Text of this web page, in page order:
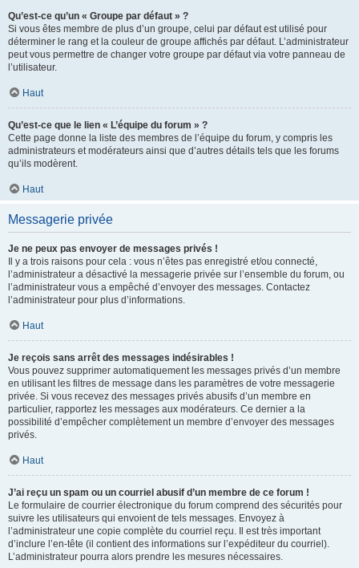
Qu’est-ce qu’un « Groupe par défaut » ?
Si vous êtes membre de plus d’un groupe, celui par défaut est utilisé pour
déterminer le rang et la couleur de groupe affichés par défaut. L’administrateur
peut vous permettre de changer votre groupe par défaut via votre panneau de
l’utilisateur.
Haut
Qu’est-ce que le lien « L’équipe du forum » ?
Cette page donne la liste des membres de l’équipe du forum, y compris les
administrateurs et modérateurs ainsi que d’autres détails tels que les forums
qu’ils modèrent.
Haut
Messagerie privée
Je ne peux pas envoyer de messages privés !
Il y a trois raisons pour cela : vous n’êtes pas enregistré et/ou connecté,
l’administrateur a désactivé la messagerie privée sur l’ensemble du forum, ou
l’administrateur vous a empêché d’envoyer des messages. Contactez
l’administrateur pour plus d’informations.
Haut
Je reçois sans arrêt des messages indésirables !
Vous pouvez supprimer automatiquement les messages privés d’un membre
en utilisant les filtres de message dans les paramètres de votre messagerie
privée. Si vous recevez des messages privés abusifs d’un membre en
particulier, rapportez les messages aux modérateurs. Ce dernier a la
possibilité d’empêcher complètement un membre d’envoyer des messages
privés.
Haut
J’ai reçu un spam ou un courriel abusif d’un membre de ce forum !
Le formulaire de courrier électronique du forum comprend des sécurités pour
suivre les utilisateurs qui envoient de tels messages. Envoyez à
l’administrateur une copie complète du courriel reçu. Il est très important
d’inclure l’en-tête (il contient des informations sur l’expéditeur du courriel).
L’administrateur pourra alors prendre les mesures nécessaires.